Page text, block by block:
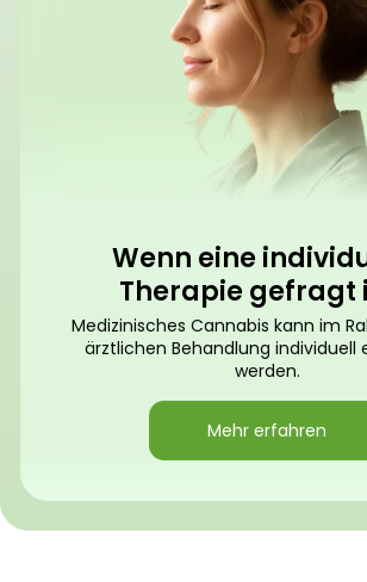
Wenn eine
Therapie gefragt
Medizinisches Cannabis kann im
ärztlichen Behandlung individuell
werden.
Mehr erfahren